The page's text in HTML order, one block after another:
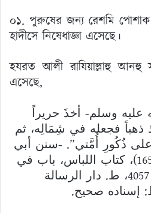
০১. পুরুষের জন্য রেশমি পোশাক
হাদীসে নিষেধাজ্ঞা এসেছে।
হযরত আলী রাযিয়াল্লাহু আনহু
এসেছে,
عليه وسلم- أخذَ حريراً
ذهباً فجعله في شِمَالِه، ثم
ذُكُورِ أُمَّتي”. -سنن أبي
داود ت الأرنؤوط (6/ 165)، كتاب اللباس، باب في
الحرير للنساء، الرقم: 4057، ط. دار الرسالة
إسناده صحيح.